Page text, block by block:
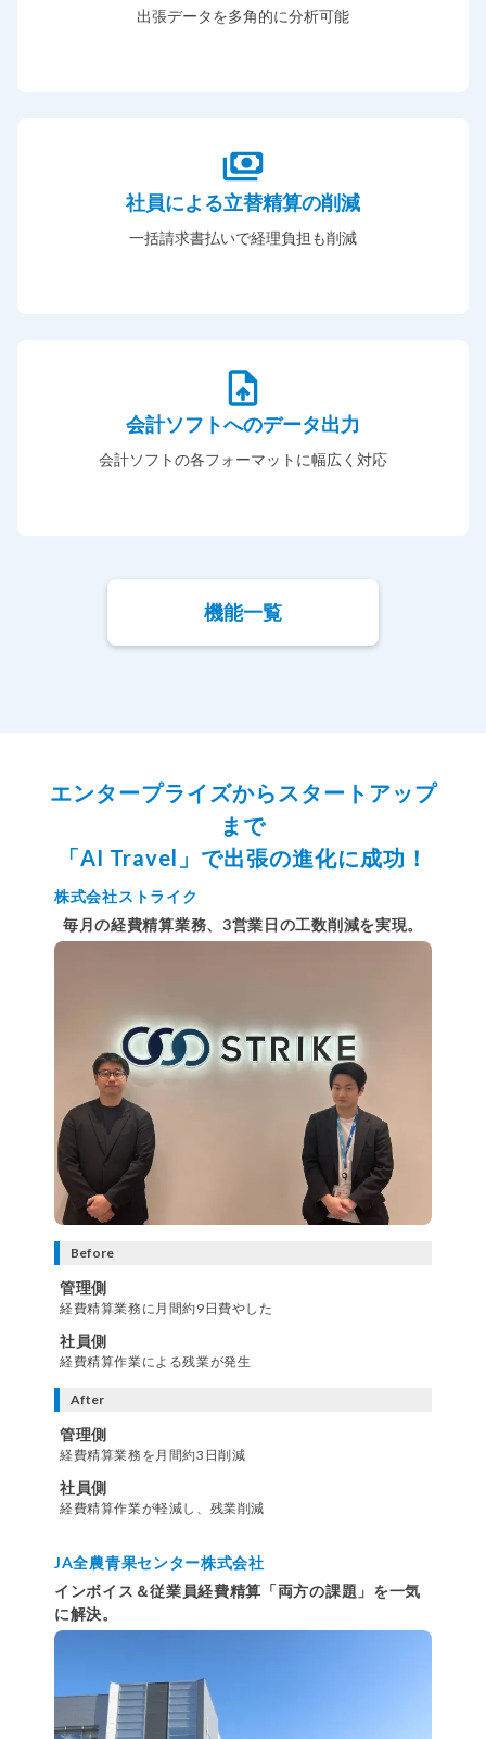
出張データを多角的に分析可能
社員による立替精算の削減
一括請求書払いで経理負担も削減
会計ソフトへのデータ出力
会計ソフトの各フォーマットに幅広く対応
機能一覧
エンタープライズからスタートアップ
まで
「AI Travel」で出張の進化に成功！
株式会社ストライク
毎月の経費精算業務、3営業日の工数削減を実現。
Before
管理側
経費精算業務に月間約9日費やした
社員側
経費精算作業による残業が発生
After
管理側
経費精算業務を月間約3日削減
社員側
経費精算作業が軽減し、残業削減
JA全農青果センター株式会社
インボイス＆従業員経費精算「両方の課題」を一気
に解決。